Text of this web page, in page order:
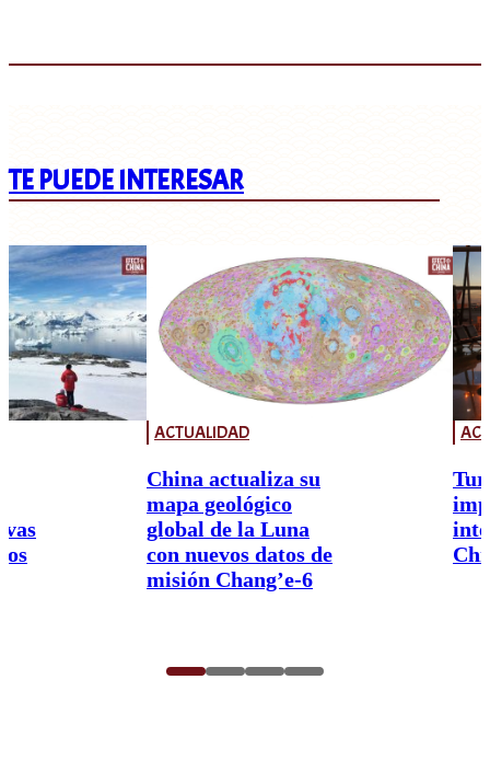
TE PUEDE INTERESAR
ACTUALIDAD
China actualiza su
mapa geológico
global de la Luna
con nuevos datos de
misión Chang’e-6